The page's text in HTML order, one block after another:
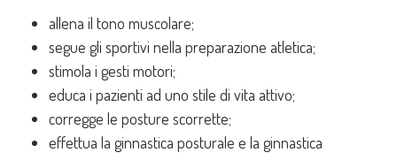
allena il tono muscolare;
segue gli sportivi nella preparazione atletica;
stimola i gesti motori;
educa i pazienti ad uno stile di vita attivo;
corregge le posture scorrette;
effettua la ginnastica posturale e la ginnastica